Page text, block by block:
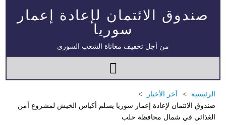
صندوق الائتمان لإعادة إعمار
سوريا
من أجل تخفيف معاناة الشعب السوري
الرئيسية
آخر الأخبار
صندوق الائتمان لإعادة إعمار سوريا يسلم أكياس الخيش لمشروع أمن
الغذائي في شمال محافظة حلب